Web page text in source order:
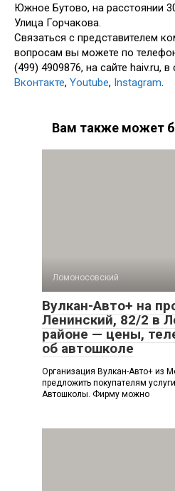
Южное Бутово, на расстоянии
Улица Горчакова.
Связаться с представителем
вопросам вы можете по
(499) 4909876, на сайте haiv.ru,
Вконтакте, Youtube, Instagram.
Вам также может
Ломоносовский
Вулкан-Авто+ на
Ленинский, 82/2 в
районе — цены,
об автошколе
Организация Вулкан-Авто+ из
предложить покупателям
Автошколы. Фирму можно